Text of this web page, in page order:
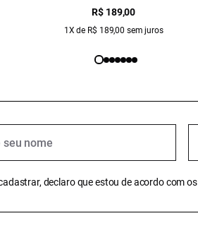
R$ 189,00
1X de R$ 189,00 sem juros
declaro que estou de acordo com os